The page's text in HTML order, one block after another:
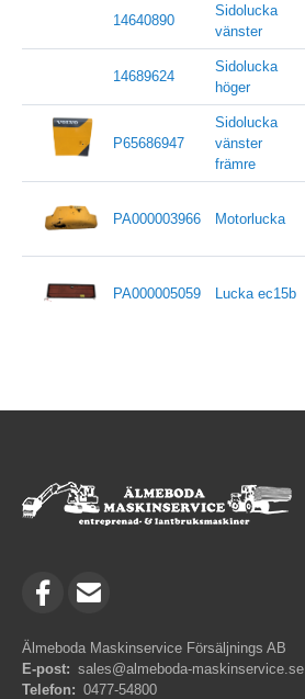
14640890
Sidolucka
vänster
14689624
Sidolucka
höger
P65686947
Sidolucka
vänster
främre
PA000003966 Motorlucka
PA000005059 Lucka ec15b
Älmeboda Maskinservice Försäljnings AB
E-post: sales@almeboda-maskinservice.se
Telefon: 0477-54800